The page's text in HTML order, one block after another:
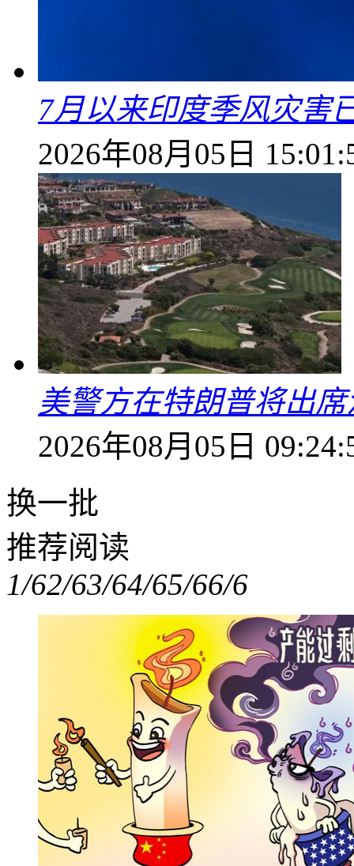
7月以来印度季风灾害
2026年08月05日
美警方在特朗普将出
2026年08月05日
换一批
推荐阅读
1/62/63/64/65/66/6